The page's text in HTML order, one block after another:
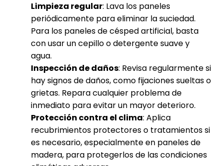
Limpieza regular: Lava los paneles
periódicamente para eliminar la suciedad.
Para los paneles de césped artificial, basta
con usar un cepillo o detergente suave y
agua.
Inspección de daños: Revisa regularmente si
hay signos de daños, como fijaciones sueltas o
grietas. Repara cualquier problema de
inmediato para evitar un mayor deterioro.
Protección contra el clima: Aplica
recubrimientos protectores o tratamientos si
es necesario, especialmente en paneles de
madera, para protegerlos de las condiciones